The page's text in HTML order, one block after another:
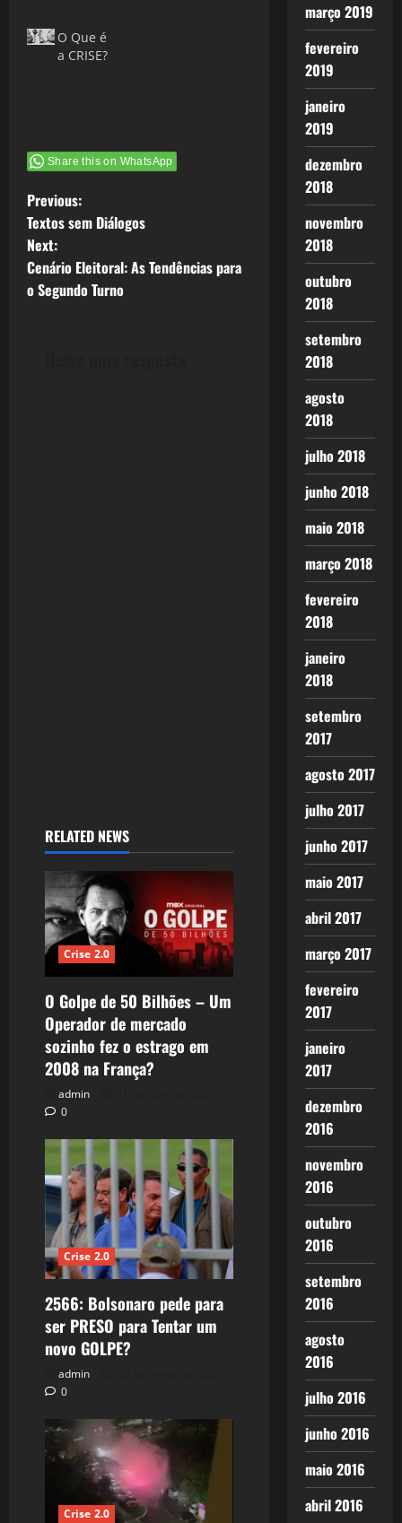
III) O objetivo
desta série
decadência,
mas também
Escrevi três
posts
esta questão:
Crise 2.0: Um
novo desenho
econômico
Crise 2.0: um
novo ciclo se
O Que é
a CRISE?
Share this on WhatsApp
P
o
s
Previous:
Textos sem Diálogos
Next:
Cenário Eleitoral: As Tendências para
o Segundo Turno
RELATED NEWS
Crise 2.0
O Golpe de 50 Bilhões – Um
Operador de mercado
sozinho fez o estrago em
2008 na França?
admin
0
Crise 2.0
2566: Bolsonaro pede para
ser PRESO para Tentar um
novo GOLPE?
admin
0
Crise 2.0
março 2019
fevereiro
2019
janeiro
2019
dezembro
2018
novembro
2018
outubro
2018
setembro
2018
agosto
2018
julho 2018
junho 2018
maio 2018
março 2018
fevereiro
2018
janeiro
2018
setembro
2017
agosto 2017
julho 2017
junho 2017
maio 2017
abril 2017
março 2017
fevereiro
2017
janeiro
2017
dezembro
2016
novembro
2016
outubro
2016
setembro
2016
agosto
2016
julho 2016
junho 2016
maio 2016
abril 2016